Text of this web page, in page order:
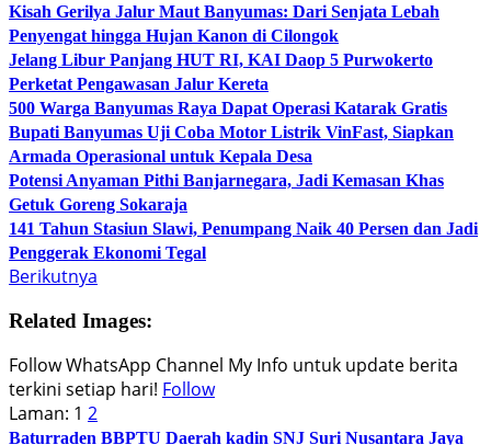
Kisah Gerilya Jalur Maut Banyumas: Dari Senjata Lebah
Penyengat hingga Hujan Kanon di Cilongok
Jelang Libur Panjang HUT RI, KAI Daop 5 Purwokerto
Perketat Pengawasan Jalur Kereta
500 Warga Banyumas Raya Dapat Operasi Katarak Gratis
Bupati Banyumas Uji Coba Motor Listrik VinFast, Siapkan
Armada Operasional untuk Kepala Desa
Potensi Anyaman Pithi Banjarnegara, Jadi Kemasan Khas
Getuk Goreng Sokaraja
141 Tahun Stasiun Slawi, Penumpang Naik 40 Persen dan Jadi
Penggerak Ekonomi Tegal
Berikutnya
Related Images:
Follow WhatsApp Channel My Info untuk update berita
terkini setiap hari! Follow
Laman: 1 2
Baturraden BBPTU Daerah kadin SNJ Suri Nusantara Jaya